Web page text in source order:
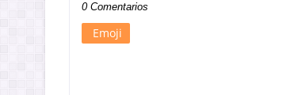
0 Comentarios
Emoji